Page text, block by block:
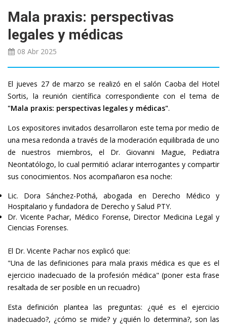
Mala praxis: perspectivas
legales y médicas
08 Abr 2025
El jueves 27 de marzo se realizó en el salón Caoba del Hotel
Sortis, la reunión científica correspondiente con el tema de
"Mala praxis: perspectivas legales y médicas".
Los expositores invitados desarrollaron este tema por medio de
una mesa redonda a través de la moderación equilibrada de uno
de nuestros miembros, el Dr. Giovanni Mague, Pediatra
Neontatólogo, lo cual permitió aclarar interrogantes y compartir
sus conocimientos. Nos acompañaron esa noche:
Lic. Dora Sánchez-Pothá, abogada en Derecho Médico y
Hospitalario y fundadora de Derecho y Salud PTY.
Dr. Vicente Pachar, Médico Forense, Director Medicina Legal y
Ciencias Forenses.
El Dr. Vicente Pachar nos explicó que:
"Una de las definiciones para mala praxis médica es que es el
ejercicio inadecuado de la profesión médica" (poner esta frase
resaltada de ser posible en un recuadro)
Esta definición plantea las preguntas: ¿qué es el ejercicio
inadecuado?, ¿cómo se mide? y ¿quién lo determina?, son las